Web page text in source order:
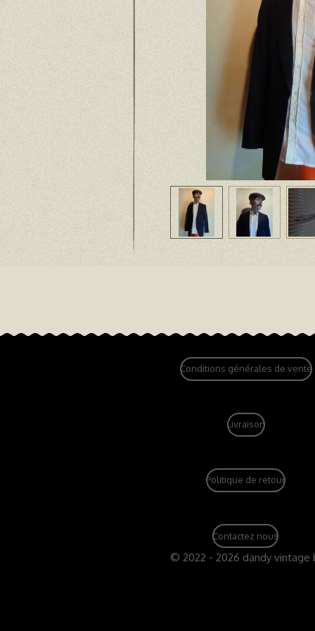
Conditions générales de vente
Livraison
Politique de retour
Contactez nous
© 2022 - 2026 dandy vintage